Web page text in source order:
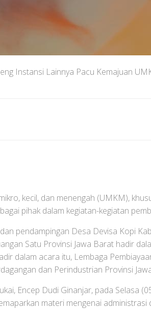
Instansi Lainnya Pacu Kemajuan
kecil, dan menengah (UMKM),
pihak dalam kegiatan-kegiatan
pendampingan Desa Devisa Kopi
Satu Provinsi Jawa Barat hadir
dalam acara itu, Lembaga
dan Perindustrian Provinsi
Encep Dudi Ginanjar, pada Selasa
materi mengenai